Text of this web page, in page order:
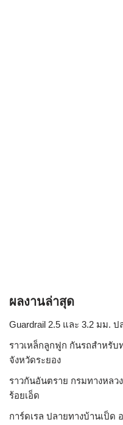
ผลงานล่าสุด
Guardrail 2.5 และ 3.2 มม.
ราวเหล็กลูกฟูก กันรถสําหรับ
จังหวัดระยอง
ราวกันอันตราย กรมทางหลว
ร้อยเอ็ด
การ์ดเรล ปลายทางบ้านเป็ด